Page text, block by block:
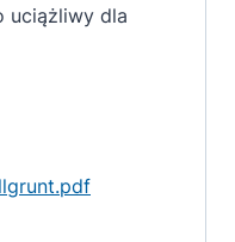
uciążliwy dla